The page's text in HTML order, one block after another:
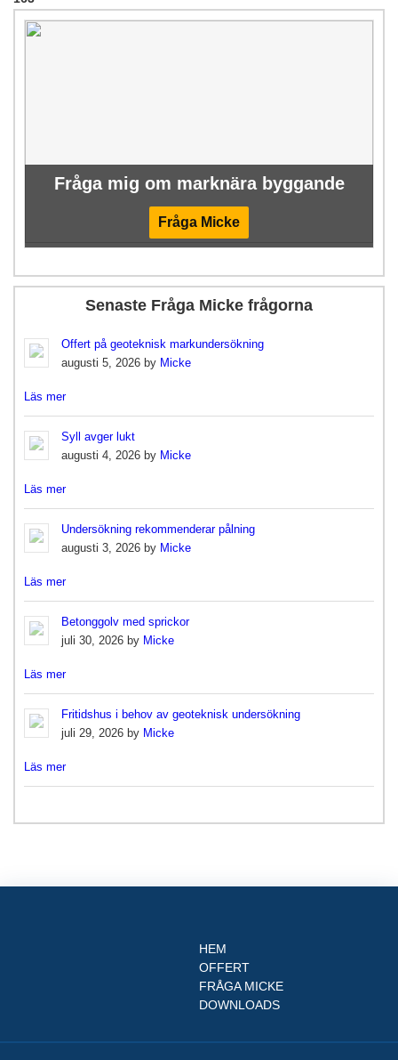
Fråga mig om marknära byggande
Fråga Micke
Senaste Fråga Micke frågorna
Offert på geoteknisk markundersökning
augusti 5, 2026 by Micke
Läs mer
Syll avger lukt
augusti 4, 2026 by Micke
Läs mer
Undersökning rekommenderar pålning
augusti 3, 2026 by Micke
Läs mer
Betonggolv med sprickor
juli 30, 2026 by Micke
Läs mer
Fritidshus i behov av geoteknisk undersökning
juli 29, 2026 by Micke
Läs mer
HEM
OFFERT
FRÅGA MICKE
DOWNLOADS